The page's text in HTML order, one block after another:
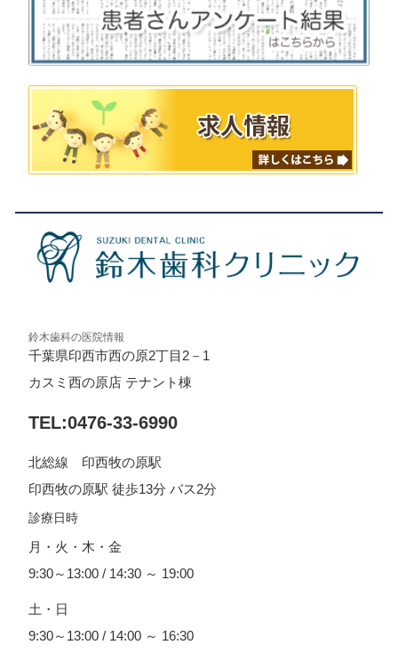
鈴木歯科の医院情報
千葉県印西市西の原2丁目2－1
カスミ西の原店 テナント棟
TEL:0476-33-6990
北総線 印西牧の原駅
印西牧の原駅 徒歩13分 バス2分
診療日時
月・火・木・金
9:30～13:00 / 14:30 ～ 19:00
土・日
9:30～13:00 / 14:00 ～ 16:30